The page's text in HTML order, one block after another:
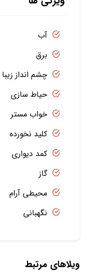
آب
برق
چشم انداز زیبا
حیاط سازی
خواب مستر
کلید نخورده
کمد دیواری
گاز
محیطی آرام
نگهبانی
ویلاهای مرتبط